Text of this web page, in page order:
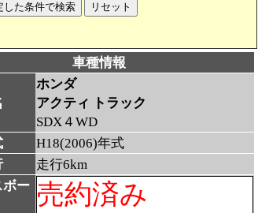
車種情報
ホンダ
アクティ トラック
SDX４WD
H18(2006)年式
走行6km
ボー 売約済み